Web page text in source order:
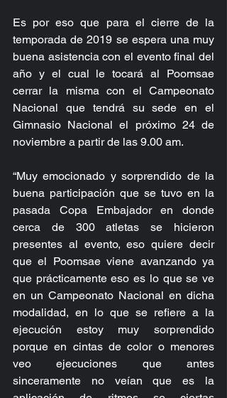
Es por eso que para el cierre de la
temporada de 2019 se espera una muy
buena asistencia con el evento final del
año y el cual le tocará al Poomsae
cerrar la misma con el Campeonato
Nacional que tendrá su sede en el
Gimnasio Nacional el próximo 24 de
noviembre a partir de las 9.00 am.
“Muy emocionado y sorprendido de la
buena participación que se tuvo en la
pasada Copa Embajador en donde
cerca de 300 atletas se hicieron
presentes al evento, eso quiere decir
que el Poomsae viene avanzando ya
que prácticamente eso es lo que se ve
en un Campeonato Nacional en dicha
modalidad, en lo que se refiere a la
ejecución estoy muy sorprendido
porque en cintas de color o menores
veo ejecuciones que antes
sinceramente no veían que es la